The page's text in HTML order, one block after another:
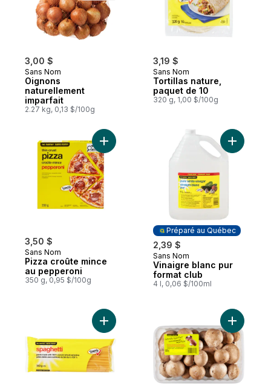
3,00 $
Sans Nom
Oignons
naturellement
imparfait
2.27 kg, 0,13 $/100g
3,19 $
Sans Nom
Tortillas nature,
paquet de 10
320 g, 1,00 $/100g
3,50 $
Sans Nom
Pizza croûte mince
au pepperoni
350 g, 0,95 $/100g
Ajouter Pizza croûte mince au pepperoni
Préparé au Québec
2,39 $
Préparé au Québec
Sans Nom
Vinaigre blanc pur
format club
4 l, 0,06 $/100ml
Ajouter
Ajouter Spaghetti au panier Ajouter